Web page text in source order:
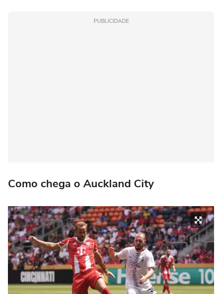
PUBLICIDADE
Como chega o Auckland City